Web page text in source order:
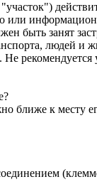
или
быть занят
людей
рекомендуется
ближе к